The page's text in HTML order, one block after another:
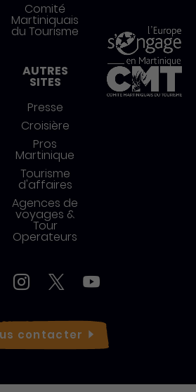
Comité
Martiniquais
du Tourisme
AUTRES
SITES
Presse
Croisière
Pros
Martinique
Tourisme
d'affaires
Agences de
voyages &
Tour
Operateurs
InstagramTwitterYouTube
contacter